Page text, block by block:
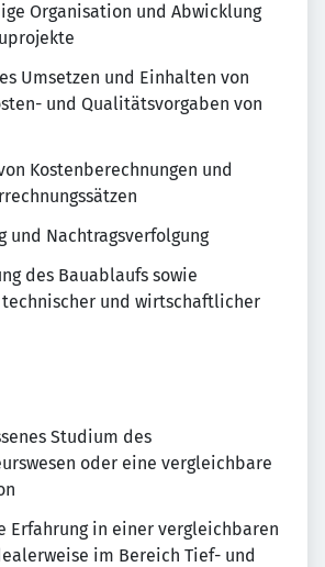
Organisation und Abwicklung
Umsetzen und Einhalten von
und Qualitätsvorgaben von
Kostenberechnungen und
und Nachtragsverfolgung
des Bauablaufs sowie
und wirtschaftlicher
Studium des
oder eine vergleichbare
Erfahrung in einer vergleichbaren
im Bereich Tief- und